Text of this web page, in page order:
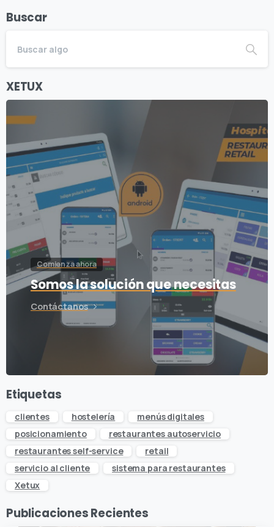
Buscar
XETUX
Comienza ahora
Somos la solución que necesitas
Contáctanos
Etiquetas
clientes hostelería
menús digitales
posicionamiento
restaurantes autoservicio
restaurantes self-service
retail
servicio al cliente
sistema para restaurantes
Xetux
Publicaciones Recientes